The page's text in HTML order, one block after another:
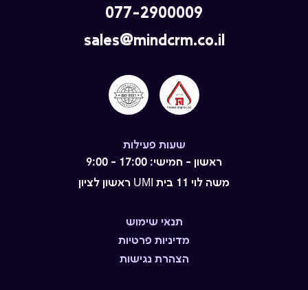
שעות פעילות
ראשון - חמישי: 17:00 - 9:00
משה לוי 11 בית UMI ראשון לציון
תנאי שימוש
מדיניות פרטיות
הצהרת נגישות
077-2900009
sales@mindcrm.co.il